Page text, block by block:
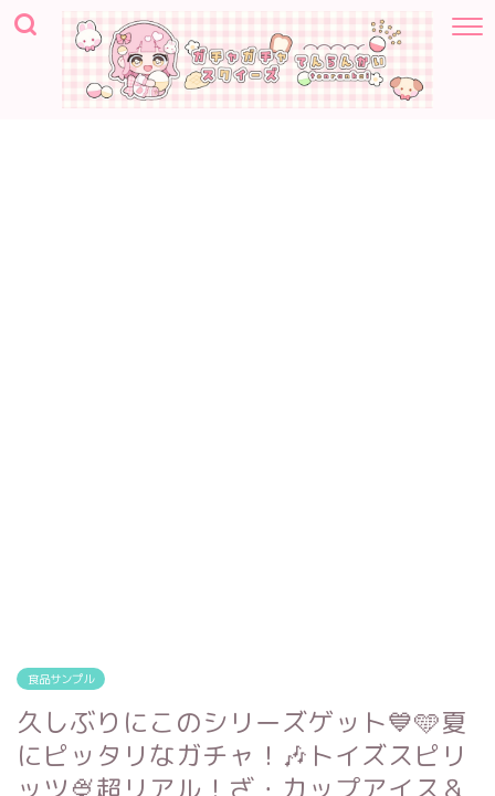
食品サンプル
久しぶりにこのシリーズゲット💙🩵夏
にピッタリなガチャ！🎶トイズスピリ
ッツ🍨超リアル！ざ・カップアイス＆